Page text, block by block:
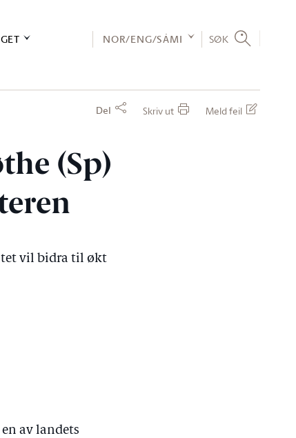
NOR/ENG/SÁMI SØK
Del Skriv ut Meld feil
(Sp)
vil bidra til økt
av landets